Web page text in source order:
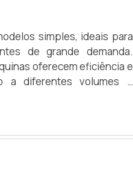
simples, ideais para
de grande demanda.
oferecem eficiência e
a diferentes volumes e